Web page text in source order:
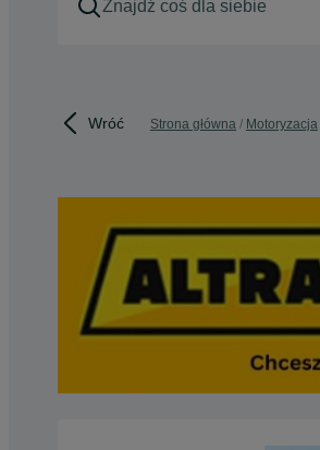
Wróć Strona główna Motoryzacja